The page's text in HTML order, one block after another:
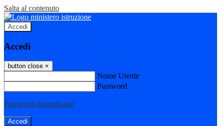
Salta al contenuto
Accedi
Accedi
button close ×
Nome Utente
Password
Password dimenticata?